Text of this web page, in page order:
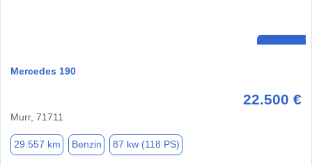
Mercedes 190
22.500 €
Murr, 71711
29.557 km Benzin 87 kw (118 PS)